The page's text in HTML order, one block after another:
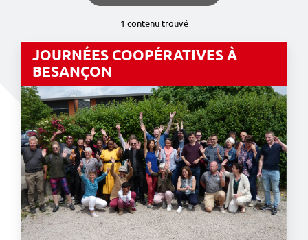
1 contenu trouvé
JOURNÉES COOPÉRATIVES À
BESANÇON